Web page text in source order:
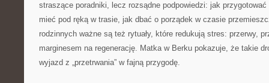
straszące poradniki, lecz rozsądne podpowiedzi: jak
mieć pod ręką w trasie, jak dbać o porządek w czasie
rodzinnych ważne są też rytuały, które redukują stres: przerwy,
marginesem na regenerację. Matka w Berku pokazuje, że takie
wyjazd z „przetrwania” w fajną przygodę.